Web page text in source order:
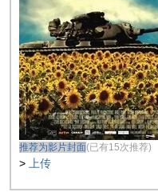
推荐为影片封面(已有15次推荐)
> 上传